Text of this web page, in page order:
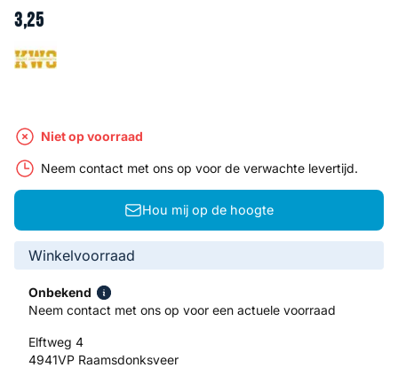
3,25
Niet op voorraad
Neem contact met ons op voor de verwachte levertijd.
Hou mij op de hoogte
Winkelvoorraad
Onbekend
Neem contact met ons op voor een actuele voorraad
Elftweg 4
4941VP Raamsdonksveer